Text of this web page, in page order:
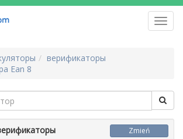
верификаторы
Ean 8
Zmień